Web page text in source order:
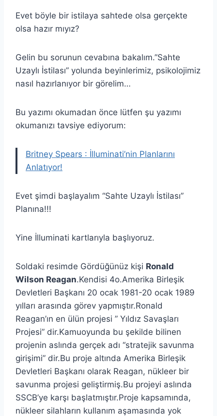
Evet böyle bir istilaya sahtede olsa gerçekte
olsa hazır mıyız?
Gelin bu sorunun cevabına bakalım.”Sahte
Uzaylı İstilası” yolunda beyinlerimiz, psikolojimiz
nasıl hazırlanıyor bir görelim…
Bu yazımı okumadan önce lütfen şu yazımı
okumanızı tavsiye ediyorum:
Britney Spears : İlluminati’nin Planlarını
Anlatıyor!
Evet şimdi başlayalım “Sahte Uzaylı İstilası”
Planına!!!
Yine İlluminati kartlarıyla başlıyoruz.
Soldaki resimde Gördüğünüz kişi Ronald
Wilson Reagan.Kendisi 4o.Amerika Birleşik
Devletleri Başkanı 20 ocak 1981-20 ocak 1989
yılları arasında görev yapmıştır.Ronald
Reagan’ın en ülün projesi ” Yıldız Savaşları
Projesi” dir.Kamuoyunda bu şekilde bilinen
projenin aslında gerçek adı “stratejik savunma
girişimi” dir.Bu proje altında Amerika Birleşik
Devletleri Başkanı olarak Reagan, nükleer bir
savunma projesi geliştirmiş.Bu projeyi aslında
SSCB’ye karşı başlatmıştır.Proje kapsamında,
nükleer silahların kullanım aşamasında yok